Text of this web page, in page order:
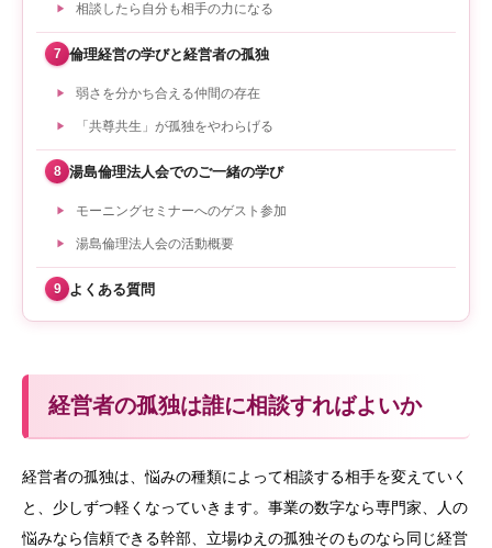
相談したら自分も相手の力になる
7 倫理経営の学びと経営者の孤独
弱さを分かち合える仲間の存在
「共尊共生」が孤独をやわらげる
8 湯島倫理法人会でのご一緒の学び
モーニングセミナーへのゲスト参加
湯島倫理法人会の活動概要
9 よくある質問
経営者の孤独は誰に相談すればよいか
経営者の孤独は、悩みの種類によって相談する相手を変えていく
と、少しずつ軽くなっていきます。事業の数字なら専門家、人の
悩みなら信頼できる幹部、立場ゆえの孤独そのものなら同じ経営